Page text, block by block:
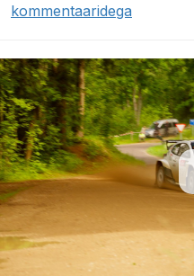
kommentaaridega